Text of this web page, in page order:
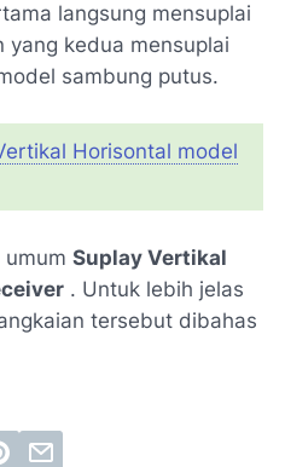
langsung mensuplai
yang kedua mensuplai
sambung putus.
Horisontal model
Suplay Vertikal
. Untuk lebih jelas
tersebut dibahas